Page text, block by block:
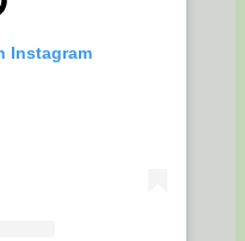
Instagram